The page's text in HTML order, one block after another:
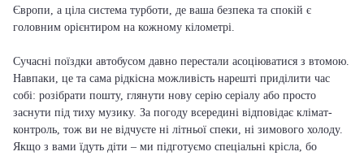
Європи, а ціла система турботи, де ваша безпека та спокій є
головним орієнтиром на кожному кілометрі.
Сучасні поїздки автобусом давно перестали асоціюватися з втомою.
Навпаки, це та сама рідкісна можливість нарешті приділити час
собі: розібрати пошту, глянути нову серію серіалу або просто
заснути під тиху музику. За погоду всередині відповідає клімат-
контроль, тож ви не відчуєте ні літньої спеки, ні зимового холоду.
Якщо з вами їдуть діти – ми підготуємо спеціальні крісла, бо